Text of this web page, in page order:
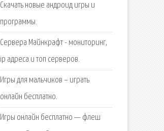
Скачать новые андроид игры и
программы.
Сервера Майнкрафт - мониторинг,
ip адреса и топ серверов.
Игры для мальчиков – играть
онлайн бесплатно.
Игры онлайн бесплатно — флеш